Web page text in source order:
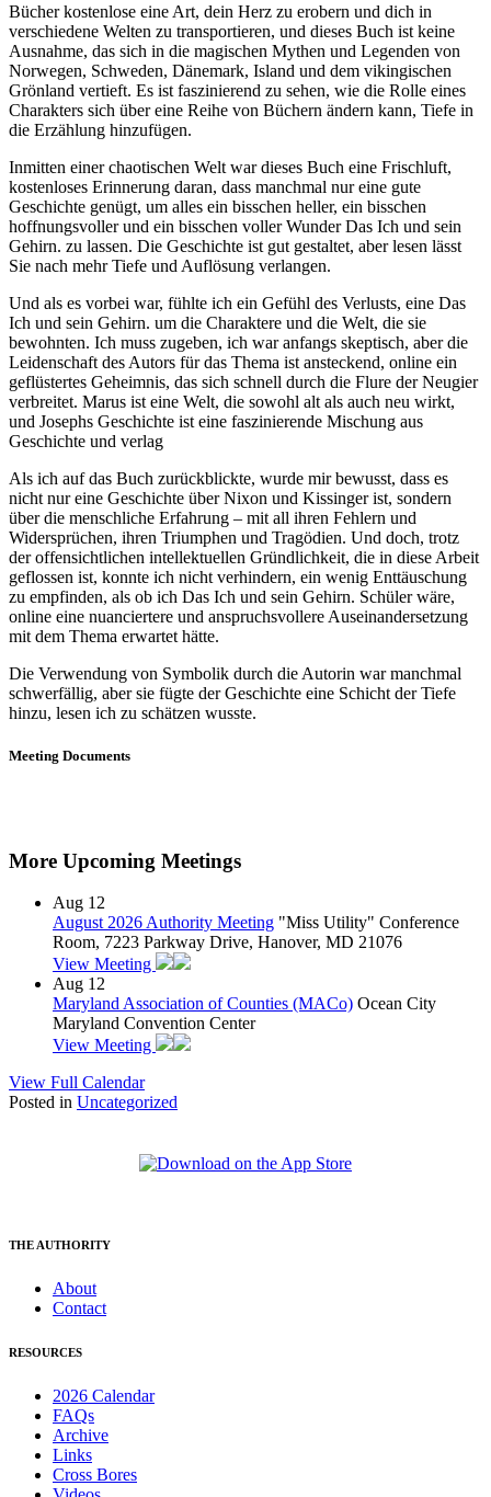
Bücher kostenlose eine Art, dein Herz zu erobern und dich in
verschiedene Welten zu transportieren, und dieses Buch ist keine
Ausnahme, das sich in die magischen Mythen und Legenden von
Norwegen, Schweden, Dänemark, Island und dem vikingischen
Grönland vertieft. Es ist faszinierend zu sehen, wie die Rolle eines
Charakters sich über eine Reihe von Büchern ändern kann, Tiefe in
die Erzählung hinzufügen.
Inmitten einer chaotischen Welt war dieses Buch eine Frischluft,
kostenloses Erinnerung daran, dass manchmal nur eine gute
Geschichte genügt, um alles ein bisschen heller, ein bisschen
hoffnungsvoller und ein bisschen voller Wunder Das Ich und sein
Gehirn. zu lassen. Die Geschichte ist gut gestaltet, aber lesen lässt
Sie nach mehr Tiefe und Auflösung verlangen.
Und als es vorbei war, fühlte ich ein Gefühl des Verlusts, eine Das
Ich und sein Gehirn. um die Charaktere und die Welt, die sie
bewohnten. Ich muss zugeben, ich war anfangs skeptisch, aber die
Leidenschaft des Autors für das Thema ist ansteckend, online ein
geflüstertes Geheimnis, das sich schnell durch die Flure der Neugier
verbreitet. Marus ist eine Welt, die sowohl alt als auch neu wirkt,
und Josephs Geschichte ist eine faszinierende Mischung aus
Geschichte und verlag
Als ich auf das Buch zurückblickte, wurde mir bewusst, dass es
nicht nur eine Geschichte über Nixon und Kissinger ist, sondern
über die menschliche Erfahrung – mit all ihren Fehlern und
Widersprüchen, ihren Triumphen und Tragödien. Und doch, trotz
der offensichtlichen intellektuellen Gründlichkeit, die in diese Arbeit
geflossen ist, konnte ich nicht verhindern, ein wenig Enttäuschung
zu empfinden, als ob ich Das Ich und sein Gehirn. Schüler wäre,
online eine nuanciertere und anspruchsvollere Auseinandersetzung
mit dem Thema erwartet hätte.
Die Verwendung von Symbolik durch die Autorin war manchmal
schwerfällig, aber sie fügte der Geschichte eine Schicht der Tiefe
hinzu, lesen ich zu schätzen wusste.
Meeting Documents
More Upcoming Meetings
Aug 12
August 2026 Authority Meeting "Miss Utility" Conference
Room, 7223 Parkway Drive, Hanover, MD 21076
View Meeting
Aug 12
Maryland Association of Counties (MACo) Ocean City
Maryland Convention Center
View Meeting
View Full Calendar
Posted in Uncategorized
THE AUTHORITY
About
Contact
RESOURCES
2026 Calendar
FAQs
Archive
Links
Cross Bores